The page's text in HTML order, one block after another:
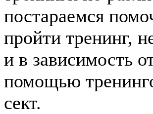
постараемся
пройти тренинг,
и в зависимость
помощью
сект.